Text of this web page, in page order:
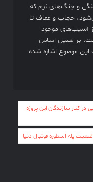
و جنگ‌های نرم که
حجاب و عفاف تا
از آسیب‌های موجود
بر همین اساس
این موضوع اشاره شده
در کنار سازندگان این پروژه
پله اسطوره فوتبال دنیا